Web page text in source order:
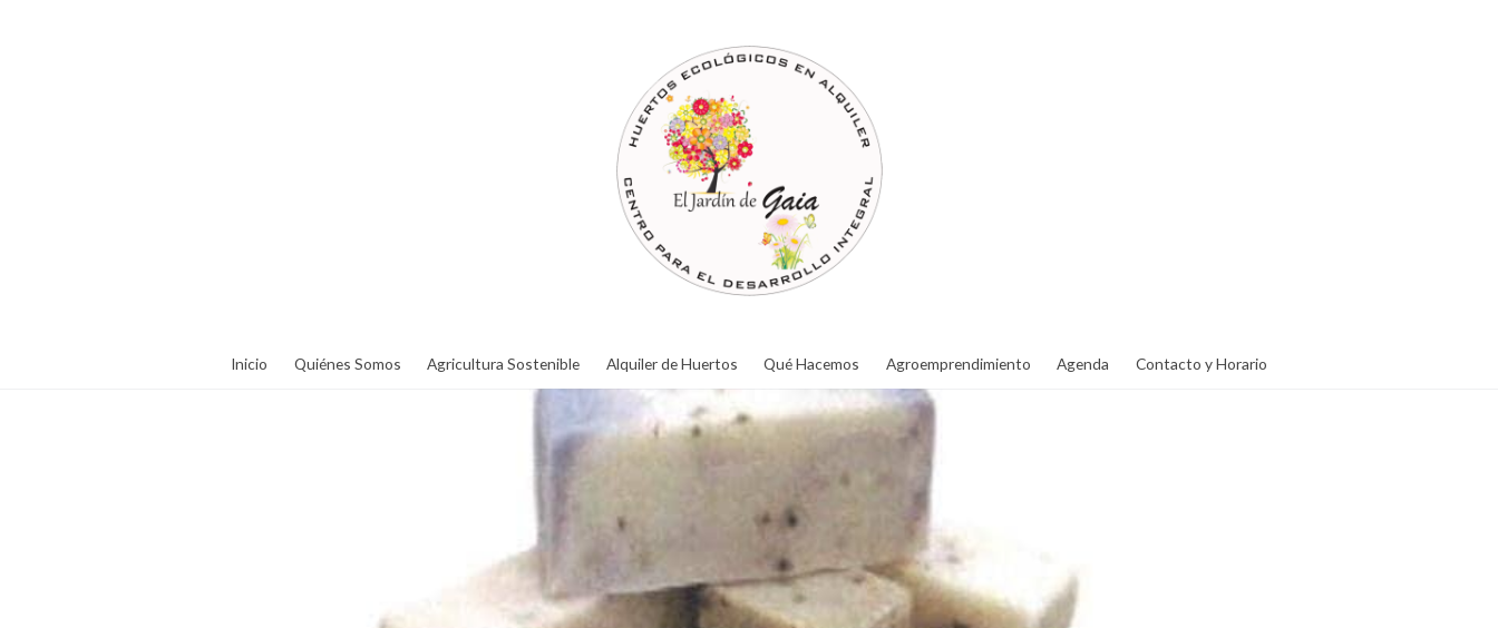
Inicio Quiénes Somos Agricultura Sostenible Alquiler de Huertos Qué Hacemos Agroemprendimiento Agenda Contacto y Horario